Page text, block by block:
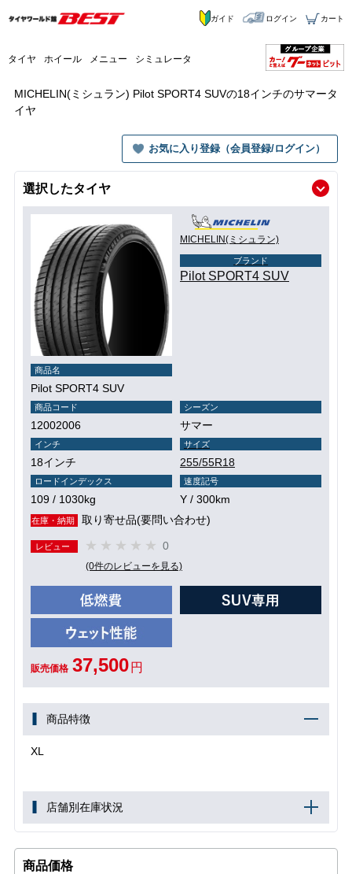
タイヤ ホイール メニュー シミュレータ
ガイド ログイン カート
MICHELIN(ミシュラン) Pilot SPORT4 SUVの18インチのサマータ
イヤ
お気に入り登録（会員登録/ログイン）
選択したタイヤ
MICHELIN(ミシュラン)
ブランド
Pilot SPORT4 SUV
商品名
Pilot SPORT4 SUV
商品コード
12002006
シーズン
サマー
インチ
18インチ
サイズ
255/55R18
ロードインデックス
109 / 1030kg
速度記号
Y / 300km
在庫・納期 取り寄せ品(要問い合わせ)
レビュー 0
(0件のレビューを見る)
販売価格 37,500 円
商品特徴
XL
店舗別在庫状況
商品価格